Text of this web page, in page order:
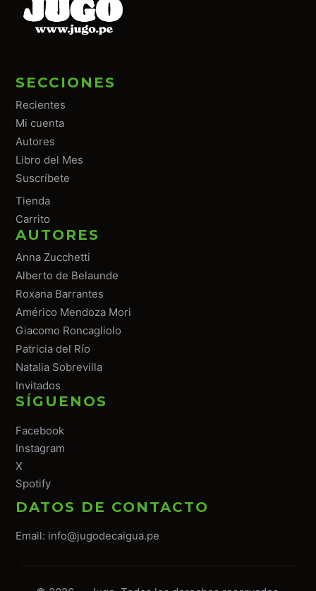
SECCIONES
Recientes
Mi cuenta
Autores
Libro del Mes
Suscríbete
Tienda
Carrito
AUTORES
Anna Zucchetti
Alberto de Belaunde
Roxana Barrantes
Américo Mendoza Mori
Giacomo Roncagliolo
Patricia del Río
Natalia Sobrevilla
Invitados
SÍGUENOS
Facebook
Instagram
X
Spotify
DATOS DE CONTACTO
Email: info@jugodecaigua.pe